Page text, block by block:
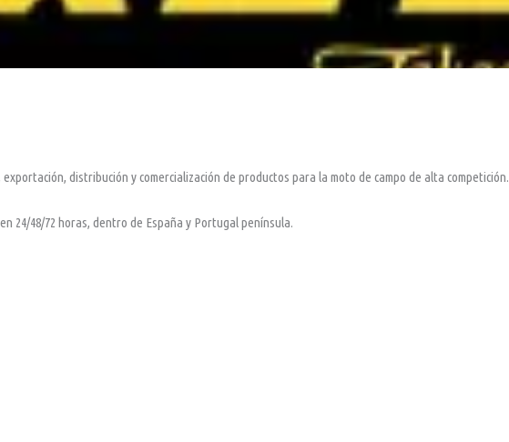
distribución y comercialización de productos para la moto de campo de alta competición.
24/48/72 horas, dentro de España y Portugal península.